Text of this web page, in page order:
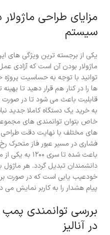
مزایای طراحی
سیستم
یکی از برجسته ترین ویژگی های
ماژولار بودن آن است که آزادی
توانید با توجه به حساسیت پروژه
ها را در کنار هم قرار دهید تا
قابلیت باعث می شود تا در صورت
به خرید یک دستگاه کاملا جدید
خاص بتوان توانمندی های
های مختلف با نهایت دقت طراحی
فشاری در مسیر عبور فاز متحرک
باعث شده تا
دانشمندان تبدیل گردد. هر
خودعیب یابی است که در صورت
پیام هشدار را به کاربر نمایش می
بررسی توانمندی پمپ
در آنالیز